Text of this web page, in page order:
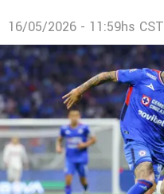
16/05/2026 - 11:59hs CST